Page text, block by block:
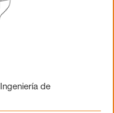
Ingeniería de